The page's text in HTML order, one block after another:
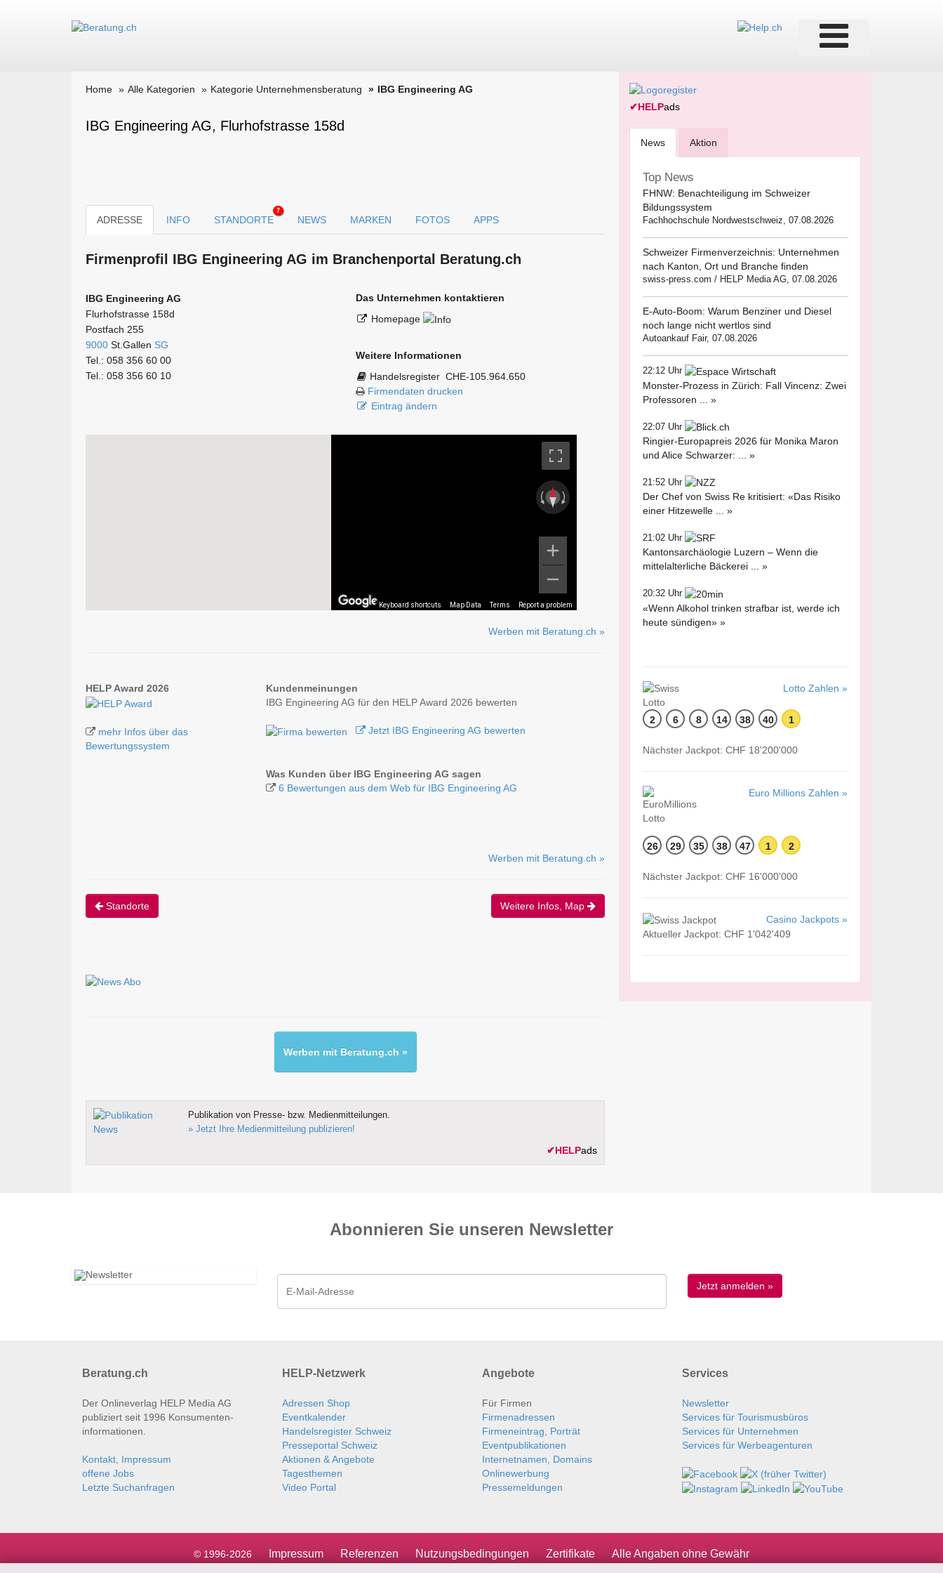
Home Alle Kategorien Kategorie Unternehmensberatung IBG Engineering AG
IBG Engineering AG, Flurhofstrasse 158d
ADRESSE INFO STANDORTE
7
NEWS MARKEN FOTOS APPS
Firmen­profil IBG Engineering AG im Branchen­portal Beratung.ch
IBG Engineering AG
Flurhofstrasse 158d
Postfach 255
9000 St.Gallen SG
Tel.: 058 356 60 00
Tel.: 058 356 60 10
Das Unternehmen kontaktieren
Homepage
Weitere Informationen
Handelsregister CHE-105.964.650
Firmendaten drucken
Eintrag ändern
Keyboard shortcuts Map Data Terms Report a problem
Werben mit Beratung.ch »
HELP Award 2026
mehr Infos über das
Bewertungssystem
Kundenmeinungen
IBG Engineering AG für den HELP Award 2026 bewerten
Jetzt IBG Engineering AG bewerten
Was Kunden über IBG Engineering AG sagen
6 Bewertungen aus dem Web für IBG Engineering AG
Werben mit Beratung.ch »
Standorte Weitere Infos, Map
Werben mit Beratung.ch »
Publikation von Presse- bzw. Medienmitteilungen.
» Jetzt Ihre Medienmitteilung publizieren!
✔HELPads
✔HELPads
News Aktion
Top News
FHNW: Benachteiligung im Schweizer
Bildungssystem
Fachhochschule Nordwestschweiz, 07.08.2026
Schweizer Firmenverzeichnis: Unternehmen
nach Kanton, Ort und Branche finden
swiss-press.com / HELP Media AG, 07.08.2026
E-Auto-Boom: Warum Benziner und Diesel
noch lange nicht wertlos sind
Autoankauf Fair, 07.08.2026
22:12 Uhr
Monster-Prozess in Zürich: Fall Vincenz: Zwei
Professoren ... »
22:07 Uhr
Ringier-Europapreis 2026 für Monika Maron
und Alice Schwarzer: ... »
21:52 Uhr
Der Chef von Swiss Re kritisiert: «Das Risiko
einer Hitzewelle ... »
21:02 Uhr
Kantonsarchäologie Luzern – Wenn die
mittelalterliche Bäckerei ... »
20:32 Uhr
«Wenn Alkohol trinken strafbar ist, werde ich
heute sündigen» »
Lotto Zahlen »
2 6 8 14 38 40 1
Nächster Jackpot: CHF 18'200'000
Euro Millions Zahlen »
26 29 35 38 47 1 2
Nächster Jackpot: CHF 16'000'000
Casino Jackpots »
Aktueller Jackpot: CHF 1'042'409
Abonnieren Sie unseren News­letter
Beratung.ch
Der Onlineverlag HELP Media AG
publiziert seit 1996 Konsumenten­
informationen.
Kontakt, Impressum
offene Jobs
Letzte Suchanfragen
HELP-Netzwerk
Adressen Shop
Eventkalender
Handelsregister Schweiz
Presseportal Schweiz
Aktionen & Angebote
Tagesthemen
Video Portal
Angebote
Für Firmen
Firmenadressen
Firmeneintrag, Porträt
Eventpublikationen
Internetnamen, Domains
Onlinewerbung
Pressemeldungen
Services
Newsletter
Services für Tourismusbüros
Services für Unternehmen
Services für Werbeagenturen
© 1996-2026 Impressum Referenzen Nutzungsbedingungen Zertifikate Alle Angaben ohne Gewähr